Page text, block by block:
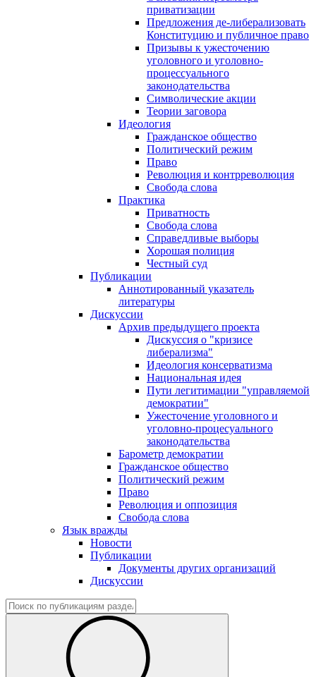
приватизации
Предложения де-либерализовать
Конституцию и публичное право
Призывы к ужесточению
уголовного и уголовно-
процессуального
законодательства
Символические акции
Теории заговора
Идеология
Гражданское общество
Политический режим
Право
Революция и контрреволюция
Свобода слова
Практика
Приватность
Свобода слова
Справедливые выборы
Хорошая полиция
Честный суд
Публикации
Аннотированный указатель
литературы
Дискуссии
Архив предыдущего проекта
Дискуссия о "кризисе
либерализма"
Идеология консерватизма
Национальная идея
Пути легитимации "управляемой
демократии"
Ужесточение уголовного и
уголовно-процесуального
законодательства
Барометр демократии
Гражданское общество
Политический режим
Право
Революция и оппозиция
Свобода слова
Язык вражды
Новости
Публикации
Документы других организаций
Дискуссии